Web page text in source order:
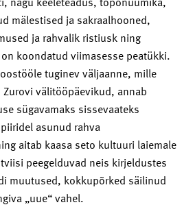
mälestised ja sakraalhooned,
ja rahvalik ristiusk ning
koondatud viimasesse peatükki.
tuginev väljaanne, mille
välitööpäevikud, annab
sügavamaks sissevaateks
asunud rahva
aitab kaasa seto kultuuri laiemale
peegelduvad neis kirjeldustes
muutused, kokkupõrked säilinud
„uue“ vahel.